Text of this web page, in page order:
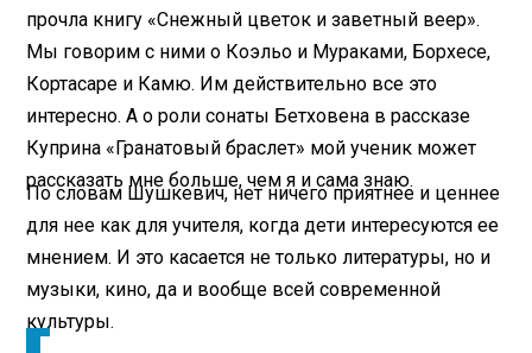
прочла книгу «Снежный цветок и заветный веер».
Мы говорим с ними о Коэльо и Мураками, Борхесе,
Кортасаре и Камю. Им действительно все это
интересно. А о роли сонаты Бетховена в рассказе
Куприна «Гранатовый браслет» мой ученик может
рассказать мне больше, чем я и сама знаю.
По словам Шушкевич, нет ничего приятнее и ценнее
для нее как для учителя, когда дети интересуются ее
мнением. И это касается не только литературы, но и
музыки, кино, да и вообще всей современной
культуры.